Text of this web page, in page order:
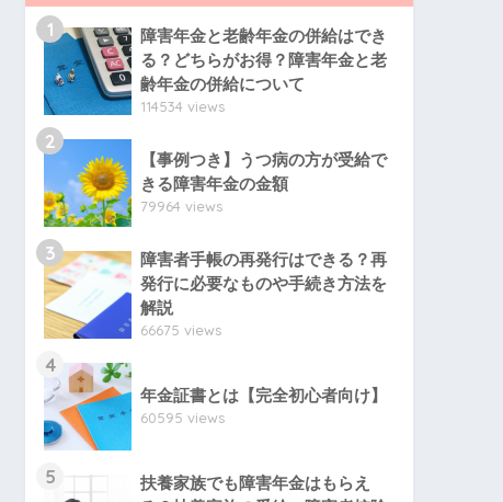
1
障害年金と老齢年金の併給はでき
る？どちらがお得？障害年金と老
齢年金の併給について
114534 views
2
【事例つき】うつ病の方が受給で
きる障害年金の金額
79964 views
3
障害者手帳の再発行はできる？再
発行に必要なものや手続き方法を
解説
66675 views
4
年金証書とは【完全初心者向け】
60595 views
5
扶養家族でも障害年金はもらえ